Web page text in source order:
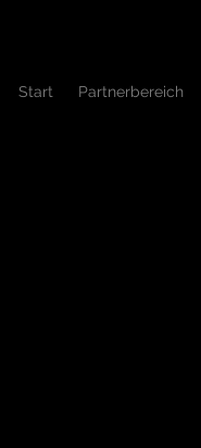
Start Partnerbereich